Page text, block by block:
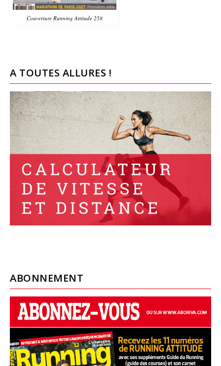
Couverture Running Attitude 258
A TOUTES ALLURES !
ABONNEMENT